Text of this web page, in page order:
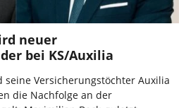
neuer
bei KS/Auxilia
seine Versicherungstöchter Auxilia
die Nachfolge an der